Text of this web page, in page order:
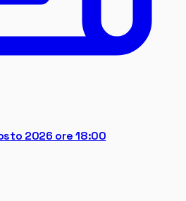
2026 ore 18:00